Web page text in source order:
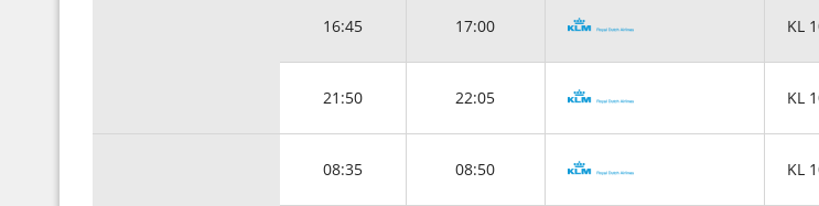
16:45 17:00 KL
21:50 22:05 KL
08:35 08:50 KL